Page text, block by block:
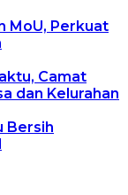
MoU, Perkuat
Camat
dan Kelurahan
Bersih